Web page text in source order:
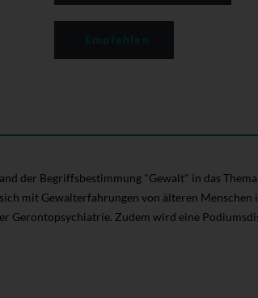
der Begriffsbestimmung "Gewalt" in das
mit Gewalterfahrungen von älteren
Gerontopsychiatrie. Zudem wird eine